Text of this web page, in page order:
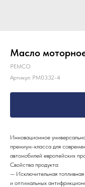
Масло
PEMCO
Артикул: PM0332-4
Инновационное
премиум-класса для
автомобилей европейских
Свойства продукта:
— Исключительная
и оптимальных